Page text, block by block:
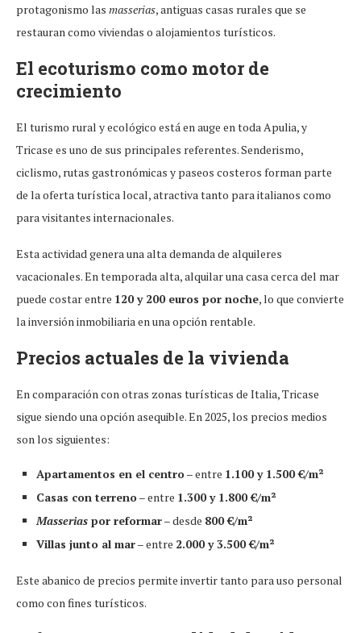
protagonismo las masserias, antiguas casas rurales que se
restauran como viviendas o alojamientos turísticos.
El ecoturismo como motor de
crecimiento
El turismo rural y ecológico está en auge en toda Apulia, y
Tricase es uno de sus principales referentes. Senderismo,
ciclismo, rutas gastronómicas y paseos costeros forman parte
de la oferta turística local, atractiva tanto para italianos como
para visitantes internacionales.
Esta actividad genera una alta demanda de alquileres
vacacionales. En temporada alta, alquilar una casa cerca del mar
puede costar entre 120 y 200 euros por noche, lo que convierte
la inversión inmobiliaria en una opción rentable.
Precios actuales de la vivienda
En comparación con otras zonas turísticas de Italia, Tricase
sigue siendo una opción asequible. En 2025, los precios medios
son los siguientes:
Apartamentos en el centro– entre 1.100 y 1.500 €/m²
Casas con terreno– entre 1.300 y 1.800 €/m²
Masserias por reformar– desde 800 €/m²
Villas junto al mar– entre 2.000 y 3.500 €/m²
Este abanico de precios permite invertir tanto para uso personal
como con fines turísticos.